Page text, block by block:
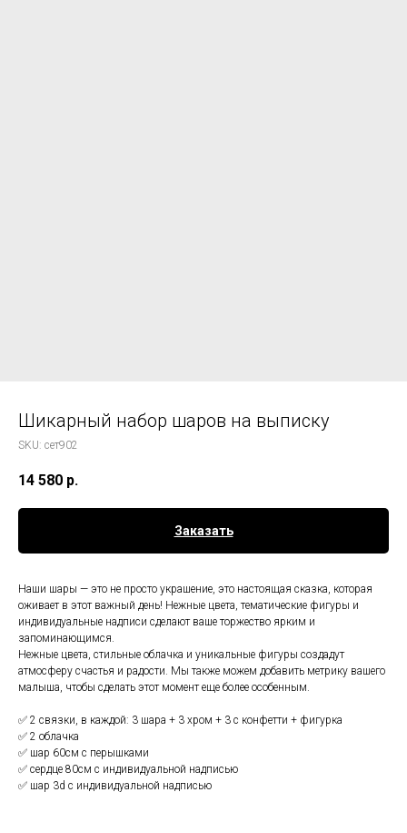
Шикарный набор шаров на выписку
SKU: сет902
14 580 р.
Заказать
Наши шары — это не просто украшение, это настоящая сказка, которая
оживает в этот важный день! Нежные цвета, тематические фигуры и
индивидуальные надписи сделают ваше торжество ярким и
запоминающимся.
Нежные цвета, стильные облачка и уникальные фигуры создадут
атмосферу счастья и радости. Мы также можем добавить метрику вашего
малыша, чтобы сделать этот момент еще более особенным.
✅ 2 связки, в каждой: 3 шара + 3 хром + 3 с конфетти + фигурка
✅ 2 облачка
✅ шар 60см с перышками
✅ сердце 80см с индивидуальной надписью
✅ шар 3d с индивидуальной надписью